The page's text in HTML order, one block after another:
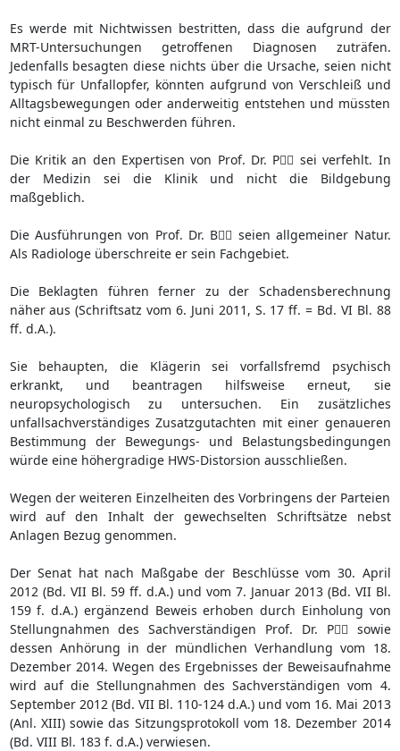
Es werde mit Nichtwissen bestritten, dass die aufgrund der
MRT-Untersuchungen getroffenen Diagnosen zuträfen.
Jedenfalls besagten diese nichts über die Ursache, seien nicht
typisch für Unfallopfer, könnten aufgrund von Verschleiß und
Alltagsbewegungen oder anderweitig entstehen und müssten
nicht einmal zu Beschwerden führen.
Die Kritik an den Expertisen von Prof. Dr. P sei verfehlt. In
der Medizin sei die Klinik und nicht die Bildgebung
maßgeblich.
Die Ausführungen von Prof. Dr. B seien allgemeiner Natur.
Als Radiologe überschreite er sein Fachgebiet.
Die Beklagten führen ferner zu der Schadensberechnung
näher aus (Schriftsatz vom 6. Juni 2011, S. 17 ff. = Bd. VI Bl. 88
ff. d.A.).
Sie behaupten, die Klägerin sei vorfallsfremd psychisch
erkrankt, und beantragen hilfsweise erneut, sie
neuropsychologisch zu untersuchen. Ein zusätzliches
unfallsachverständiges Zusatzgutachten mit einer genaueren
Bestimmung der Bewegungs- und Belastungsbedingungen
würde eine höhergradige HWS-Distorsion ausschließen.
Wegen der weiteren Einzelheiten des Vorbringens der Parteien
wird auf den Inhalt der gewechselten Schriftsätze nebst
Anlagen Bezug genommen.
Der Senat hat nach Maßgabe der Beschlüsse vom 30. April
2012 (Bd. VII Bl. 59 ff. d.A.) und vom 7. Januar 2013 (Bd. VII Bl.
159 f. d.A.) ergänzend Beweis erhoben durch Einholung von
Stellungnahmen des Sachverständigen Prof. Dr. P sowie
dessen Anhörung in der mündlichen Verhandlung vom 18.
Dezember 2014. Wegen des Ergebnisses der Beweisaufnahme
wird auf die Stellungnahmen des Sachverständigen vom 4.
September 2012 (Bd. VII Bl. 110-124 d.A.) und vom 16. Mai 2013
(Anl. XIII) sowie das Sitzungsprotokoll vom 18. Dezember 2014
(Bd. VIII Bl. 183 f. d.A.) verwiesen.